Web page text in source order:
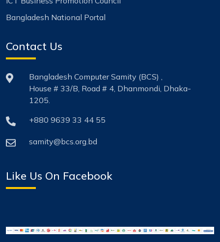
Bangladesh National Portal
Contact Us
Bangladesh Computer Samity (BCS) ,
House # 33/B, Road # 4, Dhanmondi, Dhaka-
1205.
+880 9639 33 44 55
samity@bcs.org.bd
Like Us On Facebook